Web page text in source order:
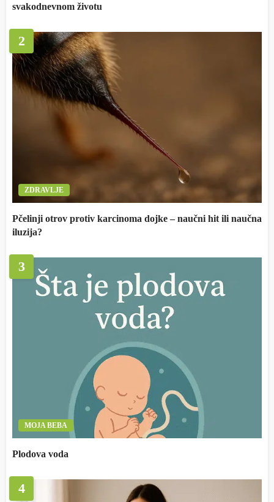
svakodnevnom životu
2
ZDRAVLJE
Pčelinji otrov protiv karcinoma dojke – naučni hit ili naučna
iluzija?
3
MOJA BEBA
Plodova voda
4